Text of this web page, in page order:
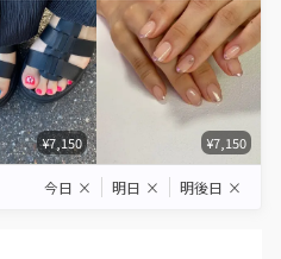
¥7,150 ¥7,150
今日 × 明日 × 明後日 ×